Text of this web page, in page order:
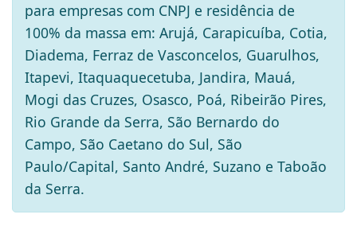
para empresas com CNPJ e residência de
100% da massa em: Arujá, Carapicuíba, Cotia,
Diadema, Ferraz de Vasconcelos, Guarulhos,
Itapevi, Itaquaquecetuba, Jandira, Mauá,
Mogi das Cruzes, Osasco, Poá, Ribeirão Pires,
Rio Grande da Serra, São Bernardo do
Campo, São Caetano do Sul, São
Paulo/Capital, Santo André, Suzano e Taboão
da Serra.